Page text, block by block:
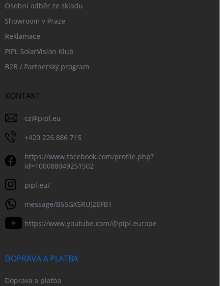
Osobní odběr ze skladu
Showroom v Praze
Reklamace
PIPL SolarVision Klub
B2B / Partnerský program
KONTAKT
cz@pipl.eu
+420 226 886 715
https://www.facebook.com/profile.php?
id=100088049251502
pipl.eu/
message/B65GXSRUJ2EFB1
https://www.youtube.com/@pipl.europe
DOPRAVA A PLATBA
Doprava a platba